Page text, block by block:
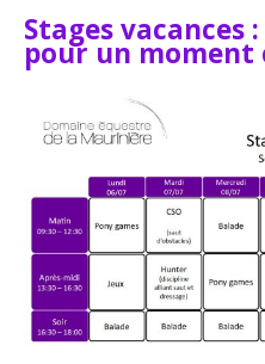
Stages vacances
pour un moment